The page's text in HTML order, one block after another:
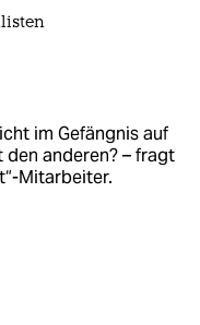
im Gefängnis auf
anderen? – fragt
Mitarbeiter.